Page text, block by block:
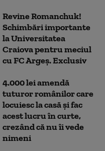
Revine Romanchuk!
Schimbări importante
la Universitatea
Craiova pentru meciul
cu FC Argeş. Exclusiv
4.000 lei amendă
tuturor românilor care
locuiesc la casă și fac
acest lucru în curte,
crezând că nu îi vede
nimeni